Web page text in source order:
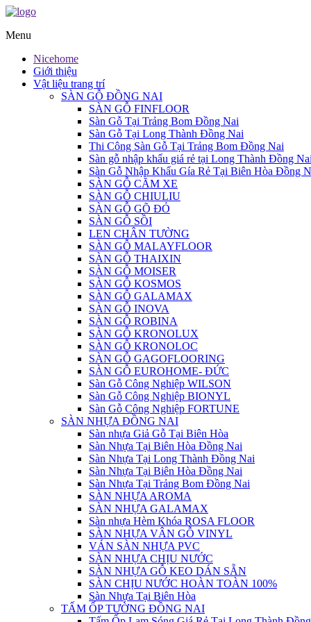
Menu
Nicehome
Giới thiệu
Vật liệu trang trí
SÀN GỖ ĐỒNG NAI
SÀN GỖ FINFLOOR
Sàn Gỗ Tại Trảng Bom Đồng Nai
Sàn Gỗ Tại Long Thành Đồng Nai
Thi Công Sàn Gỗ Tại Trảng Bom Đồng Nai
Sàn gỗ nhập khẩu giá rẻ tại Long Thành Đồng
Sàn Gỗ Nhập Khẩu Gía Rẻ Tại Biên Hòa Đồng
SÀN GỖ CĂM XE
SÀN GỖ CHIULIU
SÀN GỖ GÕ ĐỎ
SÀN GỖ SỒI
LEN CHÂN TƯỜNG
SÀN GỖ MALAYFLOOR
SÀN GỖ THAIXIN
SÀN GỖ MOISER
SÀN GỖ KOSMOS
SÀN GỖ GALAMAX
SÀN GỖ INOVA
SÀN GỖ ROBINA
SÀN GỖ KRONOLUX
SÀN GỖ KRONOLOC
SÀN GỖ GAGOFLOORING
SÀN GỖ EUROHOME- ĐỨC
Sàn Gỗ Công Nghiệp WILSON
Sàn Gỗ Công Nghiệp BIONYL
Sàn Gỗ Công Nghiệp FORTUNE
SÀN NHỰA ĐỒNG NAI
Sàn nhựa Giả Gỗ Tại Biên Hòa
Sàn Nhựa Tại Biên Hòa Đồng Nai
Sàn Nhựa Tại Long Thành Đồng Nai
Sàn Nhựa Tại Biên Hòa Đồng Nai
Sàn Nhựa Tại Trảng Bom Đồng Nai
SÀN NHỰA AROMA
SÀN NHỰA GALAMAX
Sàn nhựa Hèm Khóa ROSA FLOOR
SÀN NHỰA VÂN GỖ VINYL
VÁN SÀN NHỰA PVC
SÀN NHỰA CHỊU NƯỚC
SÀN NHỰA GỖ KEO DÁN SẴN
SÀN CHỊU NƯỚC HOÀN TOÀN 100%
Sàn Nhựa Tại Biên Hòa
TẤM ỐP TƯỜNG ĐỒNG NAI